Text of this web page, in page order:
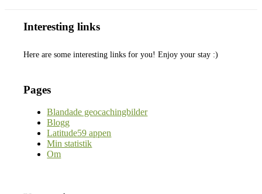
Interesting links
Here are some interesting links for you! Enjoy your stay :)
Pages
Blandade geocachingbilder
Blogg
Latitude59 appen
Min statistik
Om